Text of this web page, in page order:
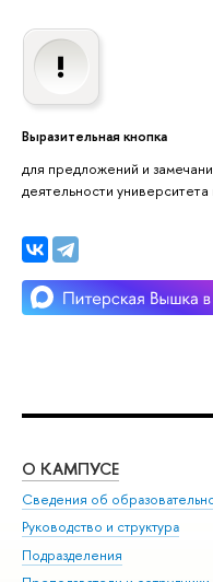
Выразительная кнопка
для предложений и
деятельности
О КАМПУСЕ
Сведения об
Руководство и структура
Подразделения